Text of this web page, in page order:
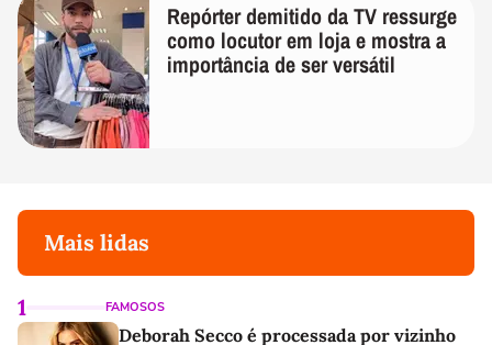
Repórter demitido da TV ressurge
como locutor em loja e mostra a
importância de ser versátil
Mais lidas
1 FAMOSOS
Deborah Secco é processada por vizinho